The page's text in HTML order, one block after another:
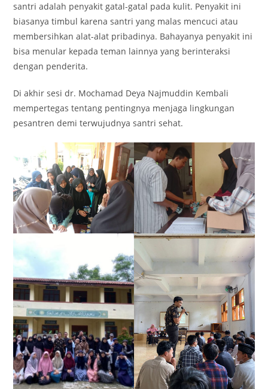
santri adalah penyakit gatal-gatal pada kulit. Penyakit ini
biasanya timbul karena santri yang malas mencuci atau
membersihkan alat-alat pribadinya. Bahayanya penyakit ini
bisa menular kepada teman lainnya yang berinteraksi
dengan penderita.
Di akhir sesi dr. Mochamad Deya Najmuddin Kembali
mempertegas tentang pentingnya menjaga lingkungan
pesantren demi terwujudnya santri sehat.